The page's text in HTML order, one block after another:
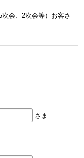
会、2次会等）お客さ
さま